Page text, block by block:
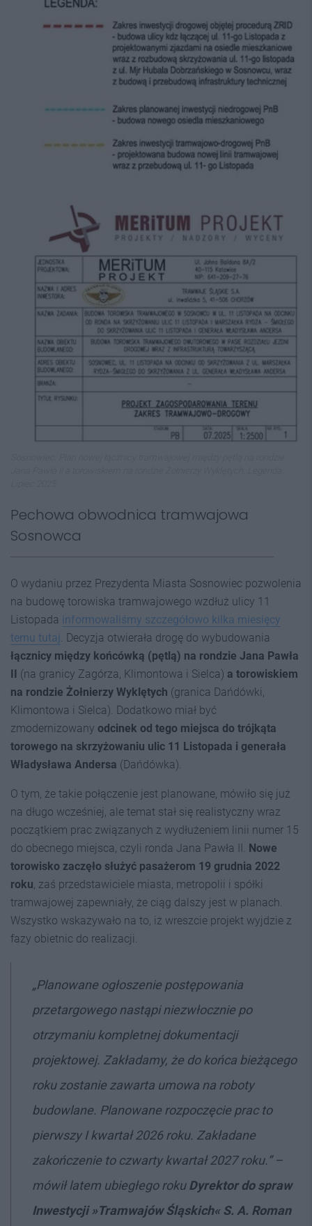
Pechowa obwodnica tramwajowa
Sosnowca
O wydaniu przez Prezydenta Miasta Sosnowiec pozwolenia
na budowę torowiska tramwajowego wzdłuż ulicy 11
Listopada informowaliśmy szczegółowo kilka miesięcy
temu tutaj. Decyzja otwierała drogę do wybudowania
łącznicy między końcówką (pętlą) na rondzie Jana Pawła
(na granicy Zagórza, Klimontowa i Sielca) a torowiskiem
na rondzie Żołnierzy Wyklętych (granica Dańdówki,
Klimontowa i Sielca). Dodatkowo miał być
zmodernizowany odcinek od tego miejsca do trójkąta
torowego na skrzyżowaniu ulic 11 Listopada i generała
Władysława Andersa (Dańdówka).
O tym, że takie połączenie jest planowane, mówiło się już
na długo wcześniej, ale temat stał się realistyczny wraz
początkiem prac związanych z wydłużeniem linii numer 15
do obecnego miejsca, czyli ronda Jana Pawła II. Nowe
torowisko zaczęło służyć pasażerom 19 grudnia 2022
roku, zaś przedstawiciele miasta, metropolii i spółki
tramwajowej zapewniały, że ciąg dalszy jest w planach.
Wszystko wskazywało na to, iż wreszcie projekt wyjdzie z
fazy obietnic do realizacji.
„Planowane ogłoszenie postępowania
przetargowego nastąpi niezwłocznie po
otrzymaniu kompletnej dokumentacji
projektowej. Zakładamy, że do końca bieżącego
roku zostanie zawarta umowa na roboty
budowlane. Planowane rozpoczęcie prac to
pierwszy I kwartał 2026 roku. Zakładane
zakończenie to czwarty kwartał 2027 roku.” –
mówił latem ubiegłego rokuDyrektor do spraw
Inwestycji»Tramwajów Śląskich«S. A. Roman